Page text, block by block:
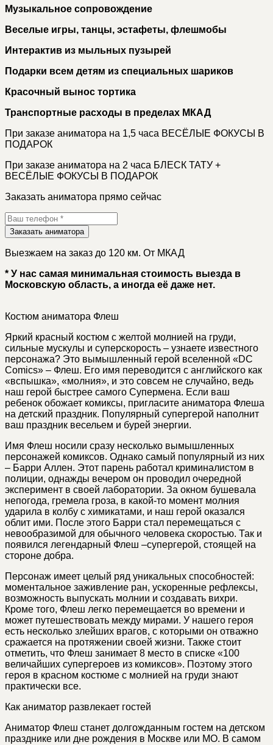
Музыкальное сопровождение
Веселые игры, танцы, эстафеты, флешмобы
Интерактив из мыльных пузырей
Подарки всем детям из специальных шариков
Красочный вынос тортика
Транспортные расходы в пределах МКАД
При заказе аниматора на 1,5 часа ВЕСЁЛЫЕ ФОКУСЫ В
ПОДАРОК
При заказе аниматора на 2 часа БЛЕСК ТАТУ +
ВЕСЁЛЫЕ ФОКУСЫ В ПОДАРОК
Заказать аниматора прямо сейчас
Заказать аниматора
Выезжаем на заказ до 120 км. От МКАД
* У нас самая минимальная стоимость выезда в
Московскую область, а иногда её даже нет.
Костюм аниматора Флеш
Яркий красный костюм с желтой молнией на груди,
сильные мускулы и суперскорость – узнаете известного
персонажа? Это вымышленный герой вселенной «DC
Comics» – Флеш. Его имя переводится с английского как
«вспышка», «молния», и это совсем не случайно, ведь
наш герой быстрее самого Супермена. Если ваш
ребенок обожает комиксы, пригласите аниматора Флеша
на детский праздник. Популярный супергерой наполнит
ваш праздник весельем и бурей энергии.
Имя Флеш носили сразу несколько вымышленных
персонажей комиксов. Однако самый популярный из них
– Барри Аллен. Этот парень работал криминалистом в
полиции, однажды вечером он проводил очередной
эксперимент в своей лаборатории. За окном бушевала
непогода, гремела гроза, в какой-то момент молния
ударила в колбу с химикатами, и наш герой оказался
облит ими. После этого Барри стал перемещаться с
невообразимой для обычного человека скоростью. Так и
появился легендарный Флеш –супергерой, стоящей на
стороне добра.
Персонаж имеет целый ряд уникальных способностей:
моментальное заживление ран, ускоренные рефлексы,
возможность выпускать молнии и создавать вихри.
Кроме того, Флеш легко перемещается во времени и
может путешествовать между мирами. У нашего героя
есть несколько злейших врагов, с которыми он отважно
сражается на протяжении своей жизни. Также стоит
отметить, что Флеш занимает 8 место в списке «100
величайших супергероев из комиксов». Поэтому этого
героя в красном костюме с молнией на груди знают
практически все.
Как аниматор развлекает гостей
Аниматор Флеш станет долгожданным гостем на детском
празднике или дне рождения в Москве или МО. В самом